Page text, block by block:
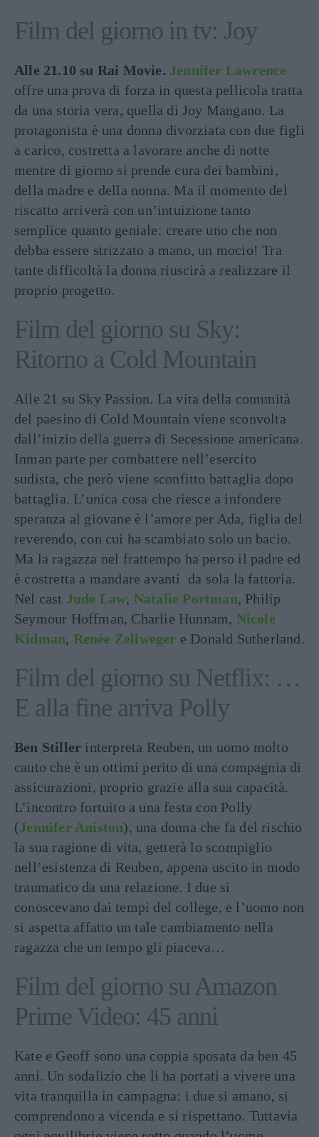
Film del giorno in tv: Joy
Alle 21.10 su Rai Movie. Jennifer Lawrence
offre una prova di forza in questa pellicola tratta
da una storia vera, quella di Joy Mangano. La
protagonista è una donna divorziata con due figli
a carico, costretta a lavorare anche di notte
mentre di giorno si prende cura dei bambini,
della madre e della nonna. Ma il momento del
riscatto arriverà con un’intuizione tanto
semplice quanto geniale: creare uno che non
debba essere strizzato a mano, un mocio! Tra
tante difficoltà la donna riuscirà a realizzare il
proprio progetto.
Film del giorno su Sky:
Ritorno a Cold Mountain
Alle 21 su Sky Passion. La vita della comunità
del paesino di Cold Mountain viene sconvolta
dall’inizio della guerra di Secessione americana.
Inman parte per combattere nell’esercito
sudista, che però viene sconfitto battaglia dopo
battaglia. L’unica cosa che riesce a infondere
speranza al giovane è l’amore per Ada, figlia del
reverendo, con cui ha scambiato solo un bacio.
Ma la ragazza nel frattempo ha perso il padre ed
è costretta a mandare avanti da sola la fattoria.
Nel cast Jude Law, Natalie Portman, Philip
Seymour Hoffman, Charlie Hunnam, Nicole
Kidman, Renée Zellweger e Donald Sutherland.
Film del giorno su Netflix: …
E alla fine arriva Polly
Ben Stiller interpreta Reuben, un uomo molto
cauto che è un ottimi perito di una compagnia di
assicurazioni, proprio grazie alla sua capacità.
L’incontro fortuito a una festa con Polly
(Jennifer Aniston), una donna che fa del rischio
la sua ragione di vita, getterà lo scompiglio
nell’esistenza di Reuben, appena uscito in modo
traumatico da una relazione. I due si
conoscevano dai tempi del college, e l’uomo non
si aspetta affatto un tale cambiamento nella
ragazza che un tempo gli piaceva…
Film del giorno su Amazon
Prime Video: 45 anni
Kate e Geoff sono una coppia sposata da ben 45
anni. Un sodalizio che li ha portati a vivere una
vita tranquilla in campagna: i due si amano, si
comprendono a vicenda e si rispettano. Tuttavia